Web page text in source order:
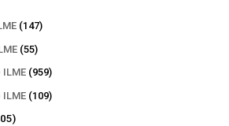
147147
5555
produktów
959959
produktów
109109
405